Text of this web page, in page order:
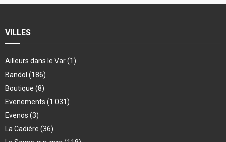
VILLES
Ailleurs dans le Var(1)
Bandol (186)
Boutique (8)
Evenements (1 031)
Evenos (3)
La Cadière (36)